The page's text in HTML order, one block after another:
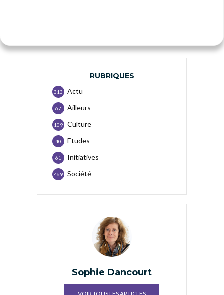
RUBRIQUES
Actu
313
Ailleurs
67
Culture
109
Etudes
40
Initiatives
61
Société
469
Sophie Dancourt